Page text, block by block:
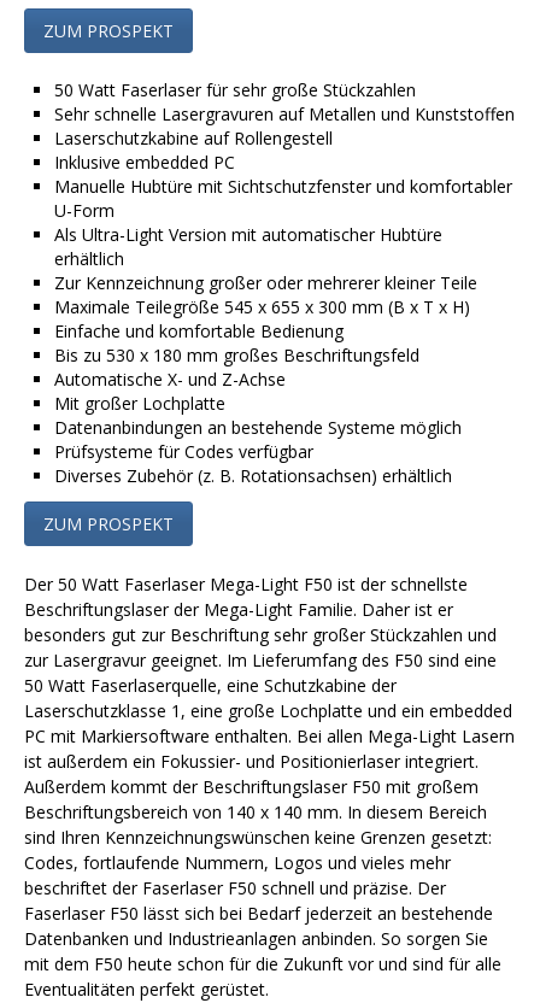
ZUM PROSPEKT
50 Watt Faserlaser für sehr große Stückzahlen
Sehr schnelle Lasergravuren auf Metallen und Kunststoffen
Laserschutzkabine auf Rollengestell
Inklusive embedded PC
Manuelle Hubtüre mit Sichtschutzfenster und komfortabler
U-Form
Als Ultra-Light Version mit automatischer Hubtüre
erhältlich
Zur Kennzeichnung großer oder mehrerer kleiner Teile
Maximale Teilegröße 545 x 655 x 300 mm (B x T x H)
Einfache und komfortable Bedienung
Bis zu 530 x 180 mm großes Beschriftungsfeld
Automatische X- und Z-Achse
Mit großer Lochplatte
Datenanbindungen an bestehende Systeme möglich
Prüfsysteme für Codes verfügbar
Diverses Zubehör (z. B. Rotationsachsen) erhältlich
ZUM PROSPEKT
Der 50 Watt Faserlaser Mega-Light F50 ist der schnellste
Beschriftungslaser der Mega-Light Familie. Daher ist er
besonders gut zur Beschriftung sehr großer Stückzahlen und
zur Lasergravur geeignet. Im Lieferumfang des F50 sind eine
50 Watt Faserlaserquelle, eine Schutzkabine der
Laserschutzklasse 1, eine große Lochplatte und ein embedded
PC mit Markiersoftware enthalten. Bei allen Mega-Light Lasern
ist außerdem ein Fokussier- und Positionierlaser integriert.
Außerdem kommt der Beschriftungslaser F50 mit großem
Beschriftungsbereich von 140 x 140 mm. In diesem Bereich
sind Ihren Kennzeichnungswünschen keine Grenzen gesetzt:
Codes, fortlaufende Nummern, Logos und vieles mehr
beschriftet der Faserlaser F50 schnell und präzise. Der
Faserlaser F50 lässt sich bei Bedarf jederzeit an bestehende
Datenbanken und Industrieanlagen anbinden. So sorgen Sie
mit dem F50 heute schon für die Zukunft vor und sind für alle
Eventualitäten perfekt gerüstet.